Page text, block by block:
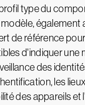
type du
également
de référence
d'indiquer une
des
les
des appareils et